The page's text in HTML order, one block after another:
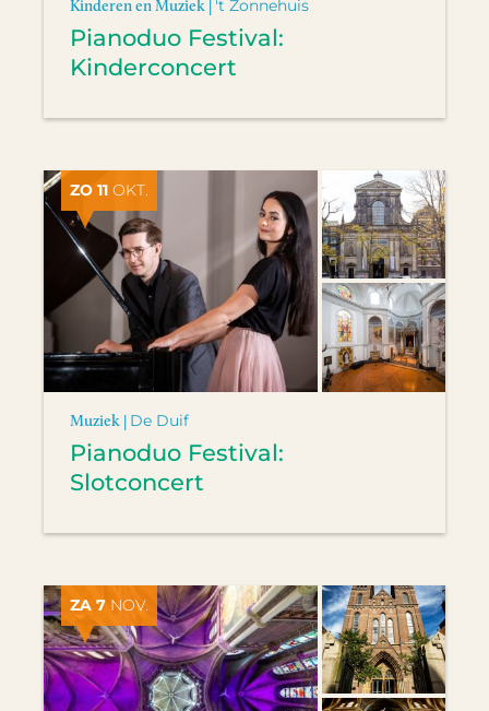
Kinderen en Muziek | 't Zonnehuis
Pianoduo Festival:
Kinderconcert
ZO 11 OKT.
Muziek | De Duif
Pianoduo Festival:
Slotconcert
ZA 7 NOV.